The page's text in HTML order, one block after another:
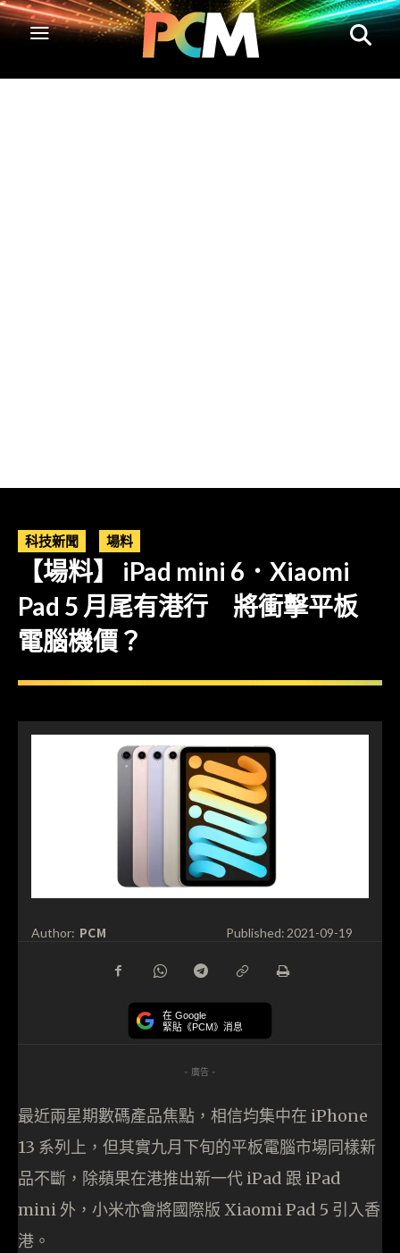
科技新聞 場料
【場料】 iPad mini 6．Xiaomi
Pad 5 月尾有港行 將衝擊平板
電腦機價？
Author: PCM Published:2021-09-19
在 Google
緊貼《PCM》消息
- 廣告 -
最近兩星期數碼產品焦點，相信均集中在 iPhone
13 系列上，但其實九月下旬的平板電腦市場同樣新
品不斷，除蘋果在港推出新一代 iPad 跟 iPad
mini 外，小米亦會將國際版 Xiaomi Pad 5 引入香
港。